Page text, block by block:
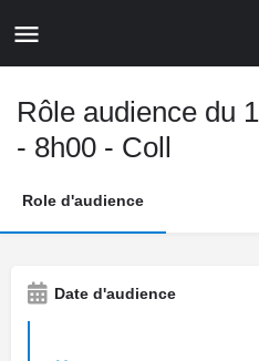
Rôle audience du
- 8h00 - Coll
Role d'audience
Date d'audience